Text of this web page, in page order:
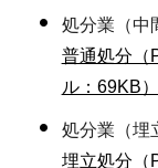
処分業（中
普通処分（
ル：69KB）
処分業（埋
埋立処分（